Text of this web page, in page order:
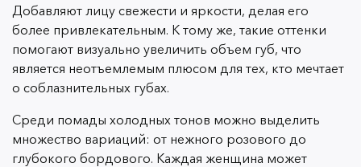
Добавляют лицу свежести и яркости, делая его
более привлекательным. К тому же, такие оттенки
помогают визуально увеличить объем губ, что
является неотъемлемым плюсом для тех, кто мечтает
о соблазнительных губах.
Среди помады холодных тонов можно выделить
множество вариаций: от нежного розового до
глубокого бордового. Каждая женщина может